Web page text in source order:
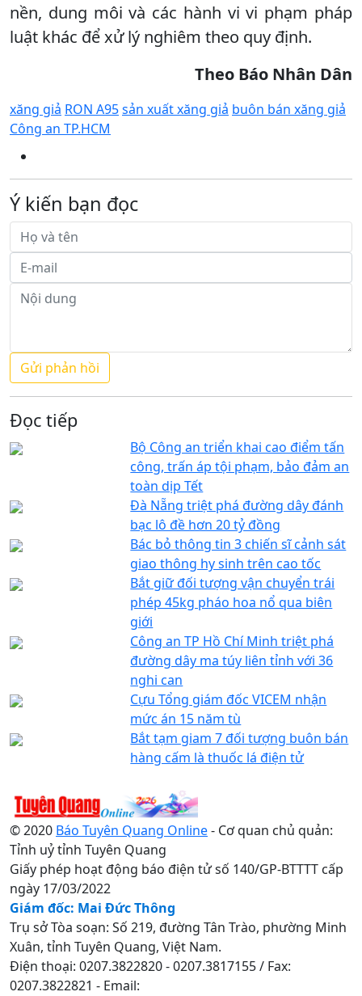
nền, dung môi và các hành vi vi phạm pháp
luật khác để xử lý nghiêm theo quy định.
Theo Báo Nhân Dân
xăng giả RON A95sản xuất xăng giả buôn bán xăng giả
Công an TP.HCM
Ý kiến bạn đọc
Đọc tiếp
Bộ Công an triển khai cao điểm tấn
công, trấn áp tội phạm, bảo đảm an
toàn dịp Tết
Đà Nẵng triệt phá đường dây đánh
bạc lô đề hơn 20 tỷ đồng
Bác bỏ thông tin 3 chiến sĩ cảnh sát
giao thông hy sinh trên cao tốc
Bắt giữ đối tượng vận chuyển trái
phép 45kg pháo hoa nổ qua biên
giới
Công an TP Hồ Chí Minh triệt phá
đường dây ma túy liên tỉnh với 36
nghi can
Cựu Tổng giám đốc VICEM nhận
mức án 15 năm tù
Bắt tạm giam 7 đối tượng buôn bán
hàng cấm là thuốc lá điện tử
© 2020 Báo Tuyên Quang Online- Cơ quan chủ quản:
Tỉnh uỷ tỉnh Tuyên Quang
Giấy phép hoạt động báo điện tử số 140/GP-BTTTT cấp
ngày 17/03/2022
Giám đốc: Mai Đức Thông
Trụ sở Tòa soạn: Số 219, đường Tân Trào, phường Minh
Xuân, tỉnh Tuyên Quang, Việt Nam.
Điện thoại: 0207.3822820 - 0207.3817155 / Fax:
0207.3822821 - Email: